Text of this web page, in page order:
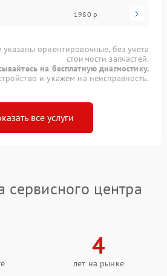
1980 р
ориентировочные, без учета
стоимости запчастей.
на бесплатную диагностику.
и укажем на неисправность.
все услуги
центра
4
лет на рынке